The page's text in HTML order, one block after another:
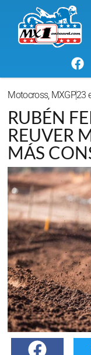
Motocross, MXGP23
RUBÉN
REUVER
MÁS